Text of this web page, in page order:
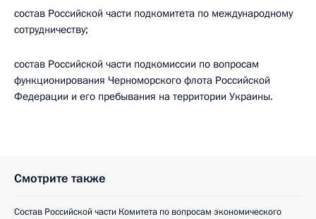
состав Российской части подкомитета по международному
сотрудничеству;
состав Российской части подкомиссии по вопросам
функционирования Черноморского флота Российской
Федерации и его пребывания на территории Украины.
Смотрите также
Состав Российской части Комитета по вопросам экономического